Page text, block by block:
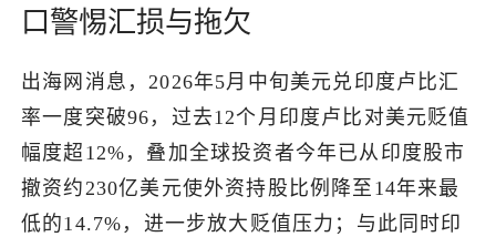
出海资讯
跨境报告
出海导航
口警惕汇损与拖欠
出海网消息，2026年5月中旬美元兑印度卢比汇
率一度突破96，过去12个月印度卢比对美元贬值
幅度超12%，叠加全球投资者今年已从印度股市
撤资约230亿美元使外资持股比例降至14年来最
低的14.7%，进一步放大贬值压力；与此同时印